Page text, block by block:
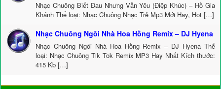
Nhạc Chuông Biết Đau Nhưng Vẫn Yêu (Điệp Khúc) – Hồ Gia
Khánh Thể loại: Nhạc Chuông Nhạc Trẻ Mp3 Mới Hay, Hot […]
Nhạc Chuông Ngôi Nhà Hoa Hồng Remix – DJ Hyena
Nhạc Chuông Ngôi Nhà Hoa Hồng Remix – DJ Hyena Thể
loại: Nhạc Chuông Tik Tok Remix MP3 Hay Nhất Kích thước:
415 Kb […]